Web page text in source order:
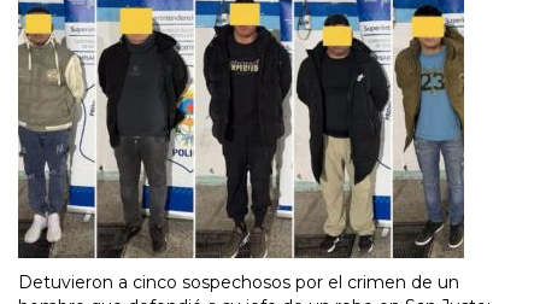
Detuvieron a cinco sospechosos por el crimen de un